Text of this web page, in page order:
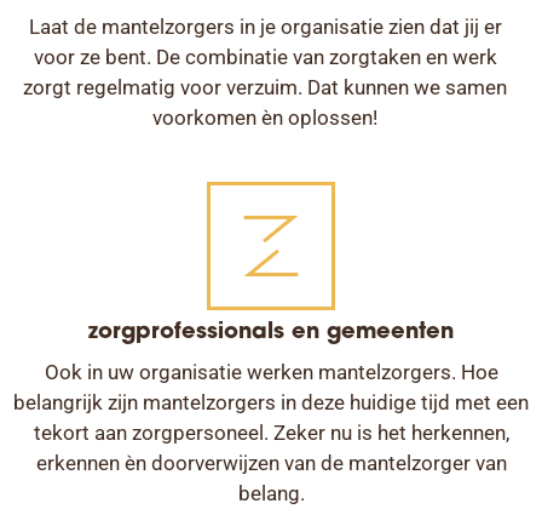
Laat de mantelzorgers in je organisatie zien dat jij er
voor ze bent. De combinatie van zorgtaken en werk
zorgt regelmatig voor verzuim. Dat kunnen we samen
voorkomen èn oplossen!
zorgprofessionals en gemeenten
Ook in uw organisatie werken mantelzorgers. Hoe
belangrijk zijn mantelzorgers in deze huidige tijd met een
tekort aan zorgpersoneel. Zeker nu is het herkennen,
erkennen èn doorverwijzen van de mantelzorger van
belang.